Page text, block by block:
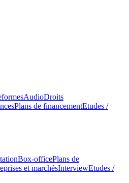
AudioDroits
Plans de financementEtudes /
Box-officePlans de
et marchésInterviewEtudes /